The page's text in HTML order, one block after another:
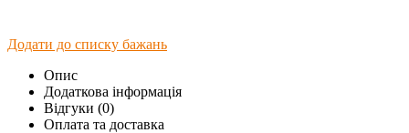
Додати до списку бажань
Опис
Додаткова інформація
Відгуки (0)
Оплата та доставка